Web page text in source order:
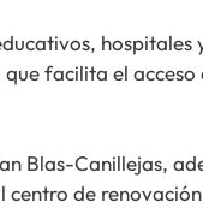
hospitales
facilita el acceso
Blas-Canillejas,
centro de renovación